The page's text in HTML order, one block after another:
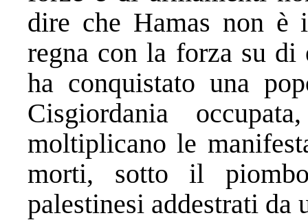
dire che Hamas non è
regna con la forza su di
ha conquistato una
Cisgiordania
moltiplicano le
morti, sotto il
palestinesi addestrati da